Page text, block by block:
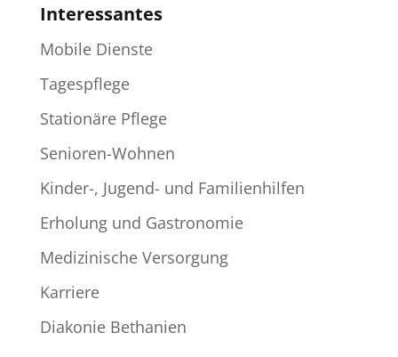
Interessantes
Mobile Dienste
Tagespflege
Stationäre Pflege
Senioren-Wohnen
Kinder-, Jugend- und Familienhilfen
Erholung und Gastronomie
Medizinische Versorgung
Karriere
Diakonie Bethanien